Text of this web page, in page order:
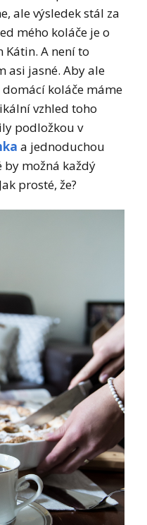
ale výsledek stál za
mého koláče je o
Kátin. A není to
asi jasné. Aby ale
koláče máme
vzhled toho
podložkou v
a jednoduchou
by možná každý
prosté, že?